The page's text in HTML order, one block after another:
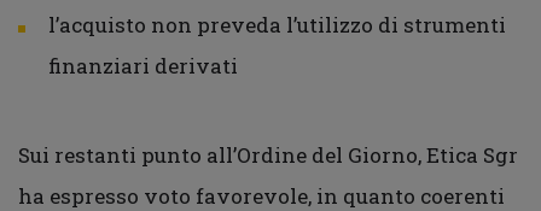
l’acquisto non preveda l’utilizzo di strumenti
finanziari derivati
Sui restanti punto all’Ordine del Giorno, Etica Sgr
ha espresso voto favorevole, in quanto coerenti